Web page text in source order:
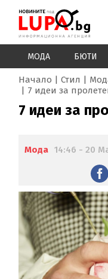
МОДА БЮТИ
Начало Стил
7 идеи за
7 идеи за
Мода 14:46 - 20